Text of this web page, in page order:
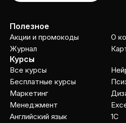
Полезное
Акции и промокоды
Журнал
О
Курсы
Все курсы
Бесплатные курсы
Маркетинг
Менеджмент
Английский язык
1C